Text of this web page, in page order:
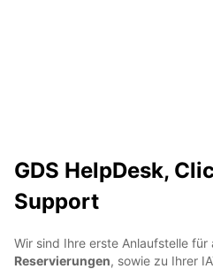
GDS HelpDesk,
Support
Wir sind Ihre erste Anlaufstelle für
Reservierungen, sowie zu Ihrer